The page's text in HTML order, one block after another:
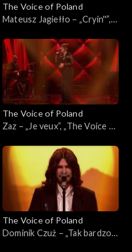
The Voice of Poland
Mateusz Jagiełło – „Cryin''”,
29 listopada 2025
The Voice of Poland
Zaz – „Je veux”, „The Voice of
2025
The Voice of Poland
Dominik Czuż – „Tak bardzo